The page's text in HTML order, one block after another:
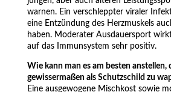
warnen. Ein verschleppter viraler
eine Entzündung des Herzmuskels
haben. Moderater Ausdauersport
auf das Immunsystem sehr positiv.
Wie kann man es am besten anstellen,
gewissermaßen als Schutzschild zu
Eine ausgewogene Mischkost sowie